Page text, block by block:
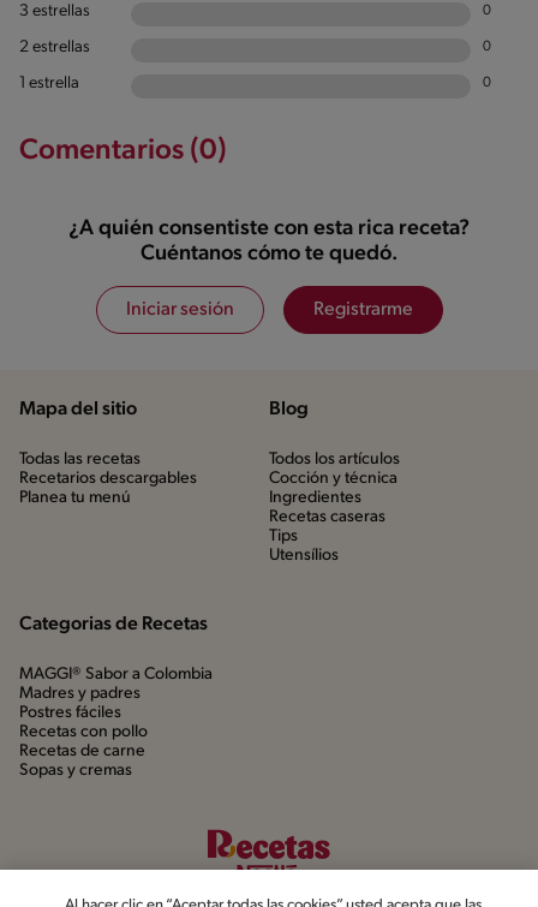
3 estrellas 0
2 estrellas 0
1 estrella 0
Comentarios (0)
¿A quién consentiste con esta rica receta?
Cuéntanos cómo te quedó.
Iniciar sesión Registrarme
Mapa del sitio
Todas las recetas
Recetarios descargables
Planea tu menú
Blog
Todos los artículos
Cocción y técnica
Ingredientes
Recetas caseras
Tips
Utensílios
Categorias de Recetas
MAGGI® Sabor a Colombia
Madres y padres
Postres fáciles
Recetas con pollo
Recetas de carne
Sopas y cremas